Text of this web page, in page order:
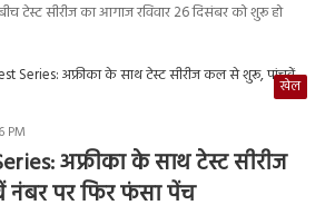
टेस्ट सीरीज का आगाज रविवार 26 दिसंबर को शुरू हो
खेल
PM
अफ्रीका के साथ टेस्ट सीरीज
पर फिर फंसा पेंच